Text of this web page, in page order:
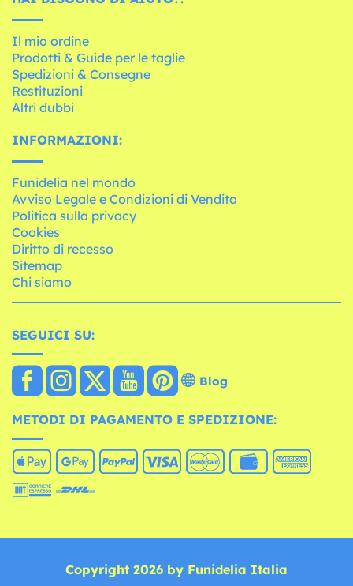
Il mio ordine
Prodotti & Guide per le taglie
Spedizioni & Consegne
Restituzioni
Altri dubbi
INFORMAZIONI:
Funidelia nel mondo
Avviso Legale e Condizioni di Vendita
Politica sulla privacy
Cookies
Diritto di recesso
Sitemap
Chi siamo
SEGUICI SU:
Blog
METODI DI PAGAMENTO E SPEDIZIONE:
Copyright 2026 by Funidelia Italia